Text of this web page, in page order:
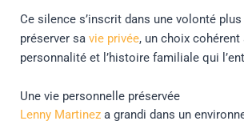
Ce silence s’inscrit dans une volonté plus
préserver sa vie privée, un choix cohérent
personnalité et l’histoire familiale qui
Une vie personnelle préservée
Lenny Martineza grandi dans un